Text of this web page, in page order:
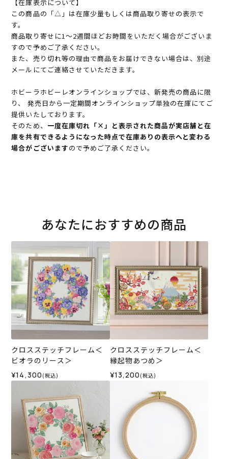
【在庫表示について】
この商品の「△」は在庫少量もしくは商品取り寄せの表示で
す。
商品取り寄せに1～2週間ほどお時間をいただく場合がございま
すので予めご了承ください。
また、売り切れ等の理由で商品をお届けできない場合は、別途
メールにてご連絡させていただきます。
ホビーラホビーレオンラインショップでは、新発売の商品に限
り、 発売日から一定期間オンラインショップ単独の在庫にてご
提供いたしております。
そのため、 一度在庫切れ「×」と表示された商品が実店舗と在
庫を共有できるようになった時点で在庫ありの表示へと変わる
場合がございますので予めご了承ください。
あなたにおすすめの商品
クロスステッチフレーム＜
ビオラのリース＞
¥14,300 (税込)
クロスステッチフレーム＜
縁起物あつめ＞
¥13,200 (税込)